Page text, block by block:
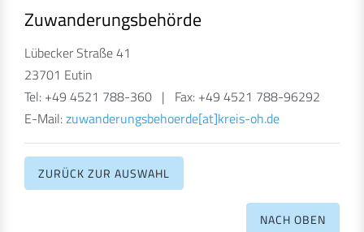
Zuwanderungsbehörde
Lübecker Straße 41
23701 Eutin
Tel: +49 4521 788-360 | Fax: +49 4521 788-96292
E-Mail:zuwanderungsbehoerde[at]kreis-oh.de
ZURÜCK ZUR AUSWAHL
NACH OBEN